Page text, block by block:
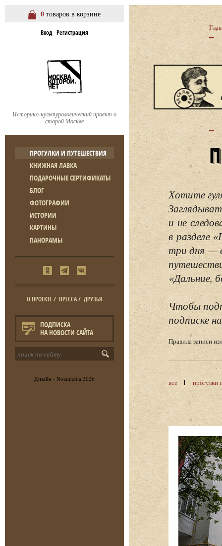
0 товаров в корзине
Вход Регистрация
Историко-культурологический проект о
старой Москве
ПРОГУЛКИ И ПУТЕШЕСТВИЯ
КНИЖНАЯ ЛАВКА
ПОДАРОЧНЫЕ СЕРТИФИКАТЫ
БЛОГ
ФОТОГРАФИИ
ИСТОРИИ
КАРТИНЫ
ПАНОРАМЫ
О ПРОЕКТЕ/ ПРЕССА/ ДРУЗЬЯ
ПОДПИСКА
НА НОВОСТИ САЙТА
Дизайн - Notamedia 2026
Хотите
и не
в разделе
три дня —
«Дальние,
Чтобы
подписке
Правила записи
все прогулки